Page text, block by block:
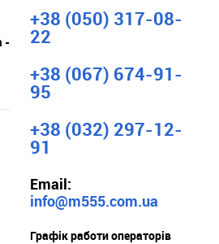
-
+38 (050) 317-08-
22
+38 (067) 674-91-
95
+38 (032) 297-12-
91
Email:
info@m555.com.ua
Графік работи операторів